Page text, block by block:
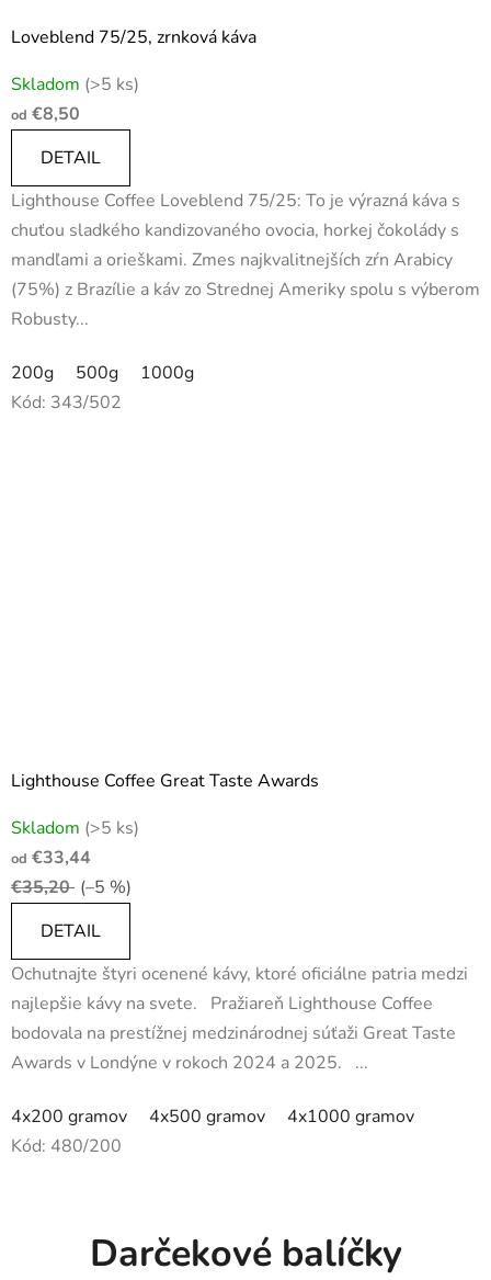
Loveblend 75/25, zrnková káva
Skladom (>5 ks)
od €8,50
DETAIL
Lighthouse Coffee Loveblend 75/25: To je výrazná káva s
chuťou sladkého kandizovaného ovocia, horkej čokolády s
mandľami a orieškami. Zmes najkvalitnejších zŕn Arabicy
(75%) z Brazílie a káv zo Strednej Ameriky spolu s výberom
Robusty...
200g 500g
1000g
Kód: 343/502
Lighthouse Coffee Great Taste Awards
hodnotenie
produktu
je
z
5
hviezdičiek.
Skladom (>5 ks)
od €33,44
€35,20 (–5 %)
DETAIL
Ochutnajte štyri ocenené kávy, ktoré oficiálne patria medzi
najlepšie kávy na svete. Pražiareň Lighthouse Coffee
bodovala na prestížnej medzinárodnej súťaži Great Taste
Awards v Londýne v rokoch 2024 a 2025. ...
4x200 gramov 4x500 gramov
4x1000 gramov
Kód: 480/200
Darčekové balíčky